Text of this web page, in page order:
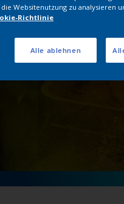
Websitenutzung zu analysieren
Richtlinie
Alle ablehnen